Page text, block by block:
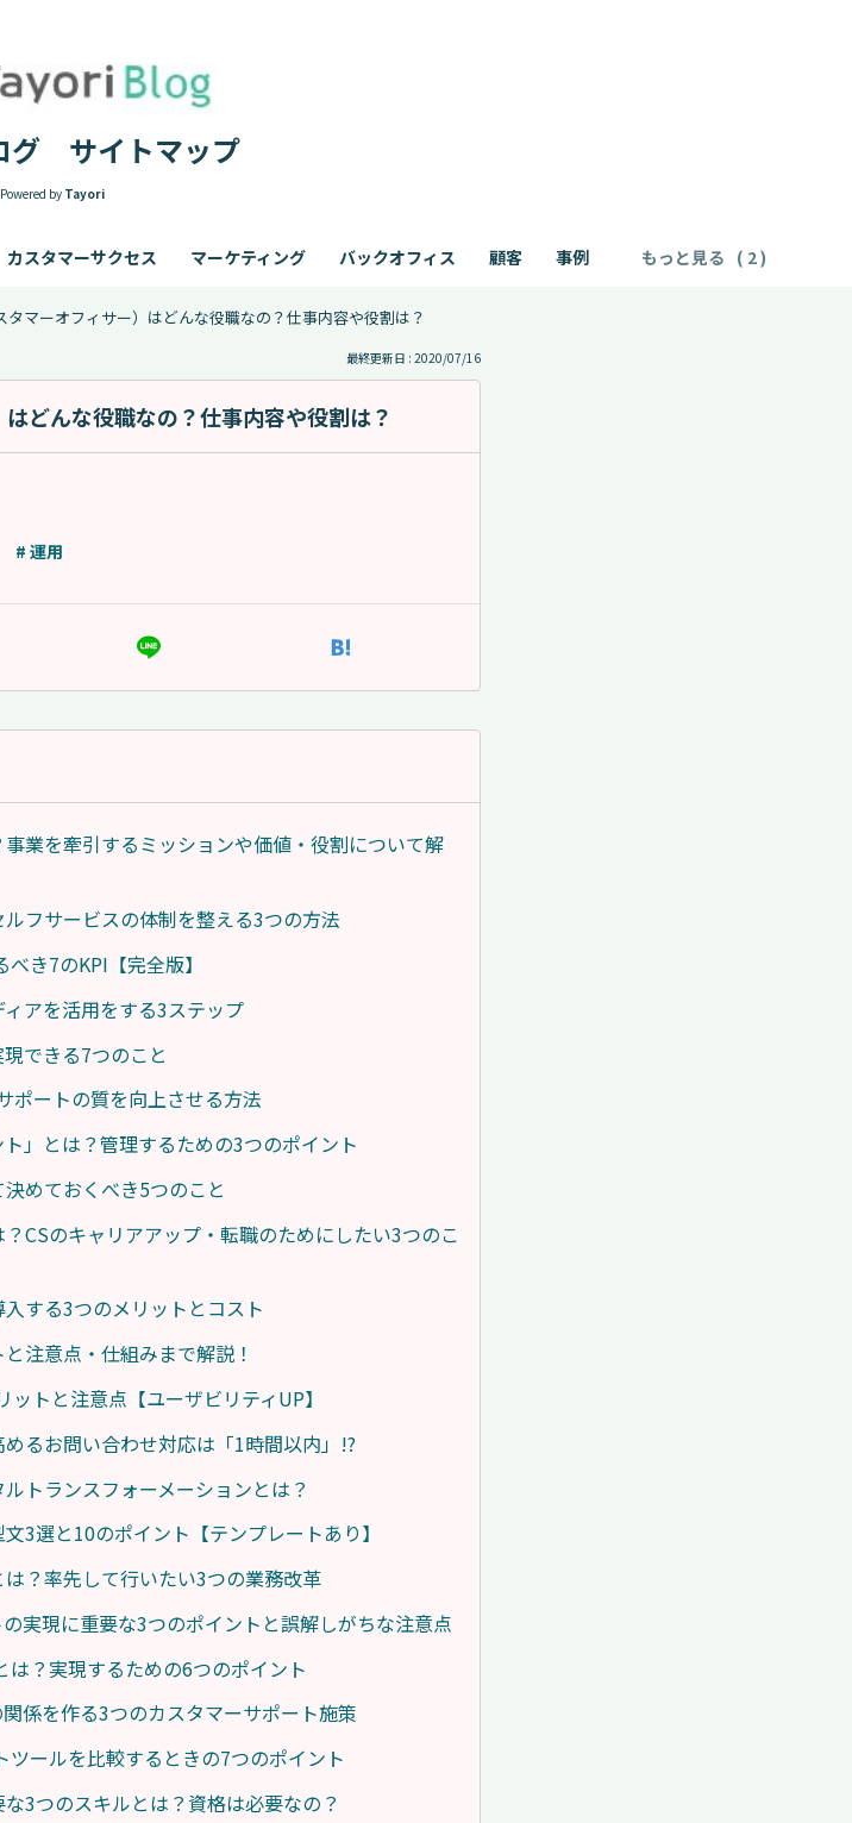
グ サイトマップ
Powered by Tayori
カスタマーサクセス マーケティング バックオフィス 顧客 事例 もっと見る
タマーオフィサー）はどんな役職なの？仕事内容や役割は？
最終更新日 : 2020/07/16
どんな役職なの？仕事内容や役割は？
# 運用
業を牽引するミッションや価値・役割について解
フサービスの体制を整える3つの方法
き7のKPI【完全版】
アを活用をする3ステップ
できる7つのこと
ポートの質を向上させる方法
」とは？管理するための3つのポイント
めておくべき5つのこと
CSのキャリアアップ・転職のためにしたい3つのこ
する3つのメリットとコスト
注意点・仕組みまで解説！
トと注意点【ユーザビリティUP】
るお問い合わせ対応は「1時間以内」!?
トランスフォーメーションとは？
3選と10のポイント【テンプレートあり】
？率先して行いたい3つの業務改革
実現に重要な3つのポイントと誤解しがちな注意点
は？実現するための6つのポイント
係を作る3つのカスタマーサポート施策
ツールを比較するときの7つのポイント
3つのスキルとは？資格は必要なの？